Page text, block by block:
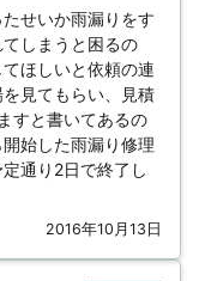
せいか雨漏りをす
しまうと困るの
ほしいと依頼の連
見てもらい、見積
すと書いてあるの
始した雨漏り修理
通り2日で終了し
2016年10月13日